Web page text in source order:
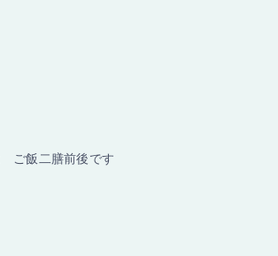
ご飯二膳前後です